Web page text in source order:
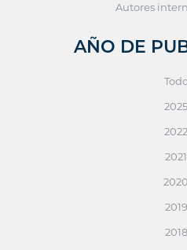
Autores
AÑO DE
2025
2022
2021
2020
2019
2018